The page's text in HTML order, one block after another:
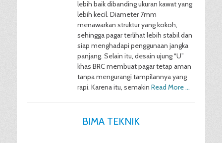
lebih baik dibanding ukuran kawat yang
lebih kecil. Diameter 7mm
menawarkan struktur yang kokoh,
sehingga pagar terlihat lebih stabil dan
siap menghadapi penggunaan jangka
panjang. Selain itu, desain ujung “U”
khas BRC membuat pagar tetap aman
tanpa mengurangi tampilannya yang
rapi. Karena itu, semakin Read More …
BIMA TEKNIK